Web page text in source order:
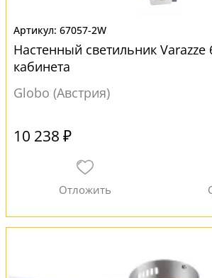
67057-2W
Настенный светильник Varazze
кабинета
Globo (Австрия)
10 238 ₽